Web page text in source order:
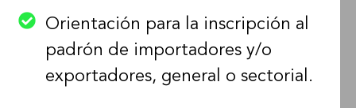
Orientación para la inscripción al
padrón de importadores y/o
exportadores, general o sectorial.